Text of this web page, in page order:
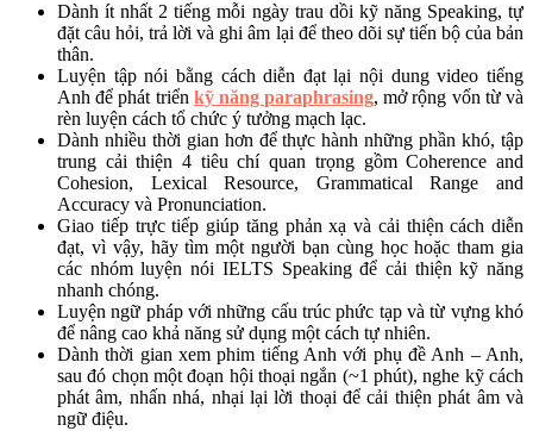
Dành ít nhất 2 tiếng mỗi ngày trau dồi kỹ năng Speaking, tự
đặt câu hỏi, trả lời và ghi âm lại để theo dõi sự tiến bộ của bản
thân.
Luyện tập nói bằng cách diễn đạt lại nội dung video tiếng
Anh để phát triển kỹ năng paraphrasing, mở rộng vốn từ và
rèn luyện cách tổ chức ý tưởng mạch lạc.
Dành nhiều thời gian hơn để thực hành những phần khó, tập
trung cải thiện 4 tiêu chí quan trọng gồm Coherence and
Cohesion, Lexical Resource, Grammatical Range and
Accuracy và Pronunciation.
Giao tiếp trực tiếp giúp tăng phản xạ và cải thiện cách diễn
đạt, vì vậy, hãy tìm một người bạn cùng học hoặc tham gia
các nhóm luyện nói IELTS Speaking để cải thiện kỹ năng
nhanh chóng.
Luyện ngữ pháp với những cấu trúc phức tạp và từ vựng khó
để nâng cao khả năng sử dụng một cách tự nhiên.
Dành thời gian xem phim tiếng Anh với phụ đề Anh – Anh,
sau đó chọn một đoạn hội thoại ngắn (~1 phút), nghe kỹ cách
phát âm, nhấn nhá, nhại lại lời thoại để cải thiện phát âm và
ngữ điệu.